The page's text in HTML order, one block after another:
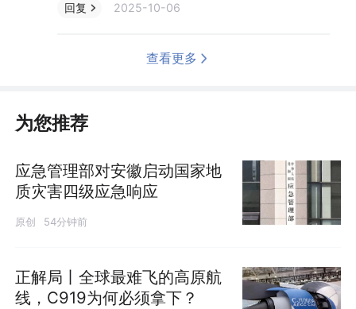
回复 2025-10-06
查看更多
为您推荐
应急管理部对安徽启动国家地
质灾害四级应急响应
原创 54分钟前
正解局丨全球最难飞的高原航
线，C919为何必须拿下？